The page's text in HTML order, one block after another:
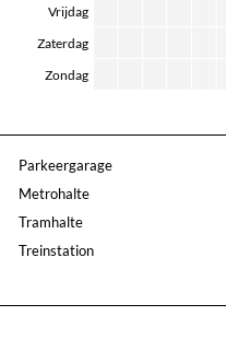
Vrijdag
Zaterdag
Zondag
Parkeergarage
Metrohalte
Tramhalte
Treinstation